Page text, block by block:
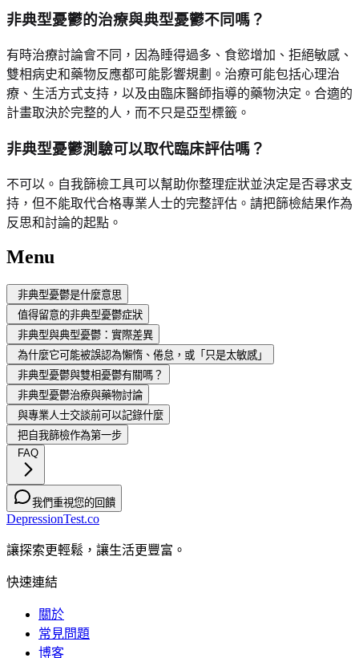
非典型憂鬱的治療與典型憂鬱不同嗎？
有時治療討論會不同，因為睡得過多、食慾增加、拒絕敏感、
雙相病史和藥物反應都可能影響規劃。治療可能包括心理治
療、生活方式支持，以及由臨床醫師指導的藥物決定。合適的
計畫取決於完整的人，而不只是亞型標籤。
非典型憂鬱測驗可以取代臨床評估嗎？
不可以。自我篩檢工具可以幫助你整理症狀並決定是否尋求支
持，但不能取代合格專業人士的完整評估。請把篩檢結果作為
反思和討論的起點。
Menu
非典型憂鬱是什麼意思
值得留意的非典型憂鬱症狀
非典型與典型憂鬱：實際差異
為什麼它可能被誤認為懶惰、倦怠，或「只是太敏感」
非典型憂鬱與雙相憂鬱有關嗎？
非典型憂鬱治療與藥物討論
與專業人士交談前可以記錄什麼
把自我篩檢作為第一步
FAQ
我們重視您的回饋
DepressionTest.co
讓探索更輕鬆，讓生活更豐富。
快速連結
關於
常見問題
博客